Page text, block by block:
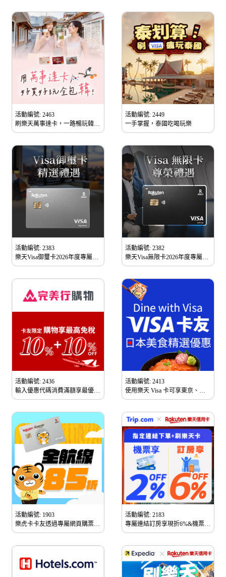
活動編號: 2463
刷樂天萬事達卡，一路暢玩韓
國！
活動編號: 2449
一手掌握，泰國吃喝玩樂
活動編號: 2383
樂天Visa御璽卡2026年度專屬優
惠
活動編號: 2382
樂天Visa無限卡2026年度專屬優
惠
活動編號: 2436
輸入優惠代碼消費滿額享最優
20% off 折扣 (新會員限定)
活動編號: 2413
使用樂天 Visa 卡可享東京、京
都、大阪精選餐廳享9折優惠
活動編號: 1903
樂虎卡卡友透過專屬網頁購票享
機票最高享85折優惠。
活動編號: 2183
專屬連結訂房享現折6%&機票不
限金額現折2%優惠